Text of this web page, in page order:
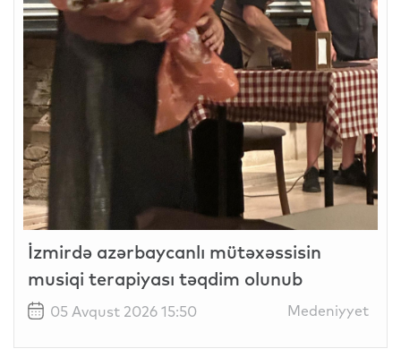
İzmirdə azərbaycanlı mütəxəssisin
musiqi terapiyası təqdim olunub
05 Avqust 2026 15:50 Medeniyyet